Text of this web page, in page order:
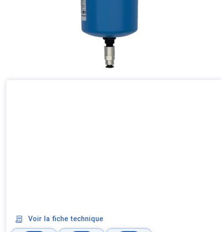
Voir la fiche technique